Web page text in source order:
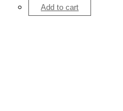
Add to cart